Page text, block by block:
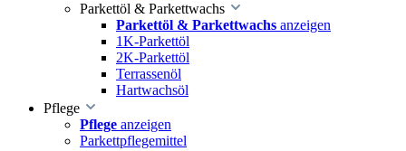
Parkettöl & Parkettwachs
Parkettöl & Parkettwachs anzeigen
1K-Parkettöl
2K-Parkettöl
Terrassenöl
Hartwachsöl
Pflege
Pflege anzeigen
Parkettpflegemittel